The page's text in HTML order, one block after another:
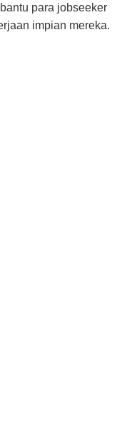
para jobseeker
impian mereka.